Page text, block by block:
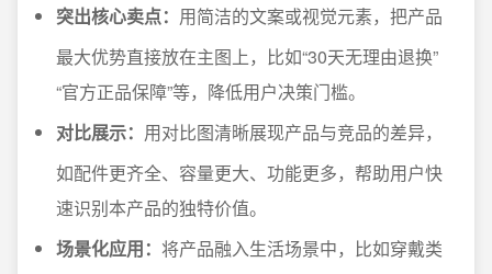
突出核心卖点： 用简洁的文案或视觉元素，把产品
最大优势直接放在主图上，比如“30天无理由退换”
“官方正品保障”等，降低用户决策门槛。
对比展示： 用对比图清晰展现产品与竞品的差异，
如配件更齐全、容量更大、功能更多，帮助用户快
速识别本产品的独特价值。
场景化应用： 将产品融入生活场景中，比如穿戴类